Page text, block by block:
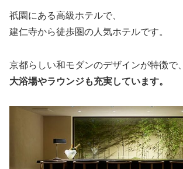
祇園にある高級ホテルで、
建仁寺から徒歩圏の人気ホテルです。
京都らしい和モダンのデザインが特徴で、
大浴場やラウンジも充実しています。